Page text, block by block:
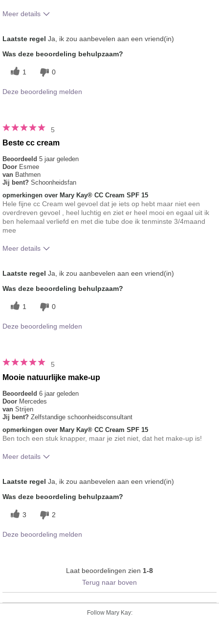
Meer details
met andere door je gebruikte merken
decoratieve make-up?
Laatste regel Ja, ik zou aanbevelen aan een vriend(in)
Was deze beoordeling behulpzaam?
1 0
Deze beoordeling melden
5
Beste cc cream
Beoordeeld 5 jaar geleden
Door Esmee
van Bathmen
Jij bent? Schoonheidsfan
opmerkingen over Mary Kay® CC Cream SPF 15
Hele fijne cc Cream wel gevoel dat je iets op hebt maar niet een
overdreven gevoel , heel luchtig en ziet er heel mooi en egaal uit ik
ben helemaal verliefd en met die tube doe ik tenminste 3/4maand
mee
Meer details
met andere door je gebruikte merken
decoratieve make-up?
Laatste regel Ja, ik zou aanbevelen aan een vriend(in)
Was deze beoordeling behulpzaam?
1 0
Deze beoordeling melden
5
Mooie natuurlijke make-up
Beoordeeld 6 jaar geleden
Door Mercedes
van Strijen
Jij bent? Zelfstandige schoonheidsconsultant
opmerkingen over Mary Kay® CC Cream SPF 15
Ben toch een stuk knapper, maar je ziet niet, dat het make-up is!
Meer details
met andere door je gebruikte merken
decoratieve make-up?
Laatste regel Ja, ik zou aanbevelen aan een vriend(in)
Was deze beoordeling behulpzaam?
3 2
Deze beoordeling melden
Laat beoordelingen zien 1-8
Terug naar boven
Follow Mary Kay: